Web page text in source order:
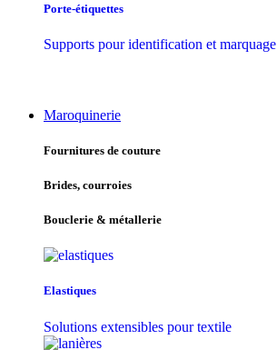
Porte-étiquettes
Supports pour identification et marquage
Maroquinerie
Fournitures de couture
Brides, courroies
Bouclerie & métallerie
Elastiques
Solutions extensibles pour textile